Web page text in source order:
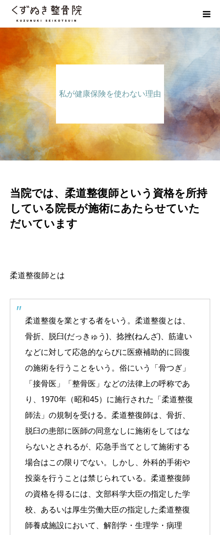
私が健康保険を使わない理由
当院では、柔道整復師という資格を所持
している院長が施術にあたらせていた
だいています
柔道整復師とは
柔道整復を業とする者をいう。柔道整復とは、
骨折、脱臼(だっきゅう)、捻挫(ねんざ)、筋違い
などに対して応急的ならびに医療補助的に回復
の施術を行うことをいう。俗にいう「骨つぎ」
「接骨医」「整骨医」などの法律上の呼称であ
り、1970年（昭和45）に施行された「柔道整復
師法」の規制を受ける。柔道整復師は、骨折、
脱臼の患部に医師の同意なしに施術をしてはな
らないとされるが、応急手当てとして施術する
場合はこの限りでない。しかし、外科的手術や
投薬を行うことは禁じられている。柔道整復師
の資格を得るには、文部科学大臣の指定した学
校、あるいは厚生労働大臣の指定した柔道整復
師養成施設において、解剖学・生理学・病理
初めての方へ
院長紹介
整体院Q＆A
お客様の声
院長ブログ